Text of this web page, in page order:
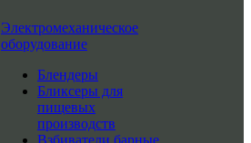
Электромеханическое
оборудование
Блендеры
Бликсеры для
пищевых
производств
Взбиватели барные